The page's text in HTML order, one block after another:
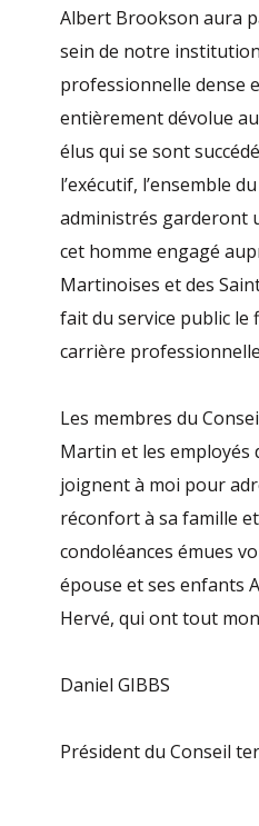
Albert Brookson aura
sein de notre
professionnelle dense
entièrement dévolue
élus qui se sont
l’exécutif, l’ensemble
administrés garderont
cet homme engagé
Martinoises et des
fait du service public le
carrière
Les membres du
Martin et les employés
joignent à moi pour
réconfort à sa famille
condoléances émues
épouse et ses enfants
Hervé, qui ont tout
Daniel GIBBS
Président du Conseil